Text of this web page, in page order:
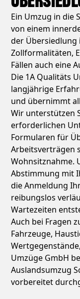
Ein Umzug in die
von einem
der Übersiedlung
Zollformalitäten,
Fällen auch eine
Die 1A Qualitäts
langjährige
und übernimmt
Wir unterstützen
erforderlichen
Formularen für
Arbeitsverträgen
Wohnsitznahme.
Abstimmung mit
die Anmeldung
reibungslos
Wartezeiten
Auch bei Fragen
Fahrzeuge,
Umzüge GmbH
Auslandsumzug
vorbereitet